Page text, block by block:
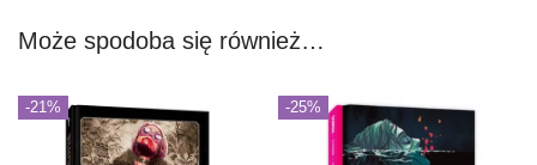
Może spodoba się również…
-21% -25%